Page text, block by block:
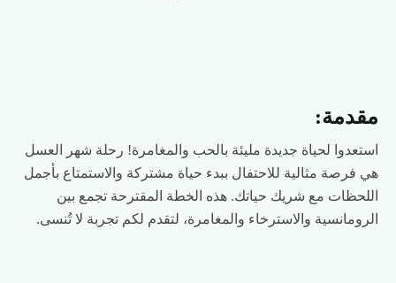
مقدمة:
استعدوا لحياة جديدة مليئة بالحب والمغامرة! رحلة شهر العسل
هي فرصة مثالية للاحتفال ببدء حياة مشتركة والاستمتاع بأجمل
اللحظات مع شريك حياتك. هذه الخطة المقترحة تجمع بين
الرومانسية والاسترخاء والمغامرة، لتقدم لكم تجربة لا تُنسى.